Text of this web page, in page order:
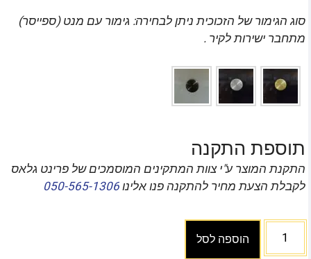
סוג הגימור של הזכוכית ניתן לבחירה: גימור עם מנט (ספייסר)
מתחבר ישירות לקיר .
תוספת התקנה
התקנת המוצר ע"י צוות המתקינים המוסמכים של פרינט גלאס
לקבלת הצעת מחיר להתקנה פנו אלינו050-565-1306
הוספה לסל